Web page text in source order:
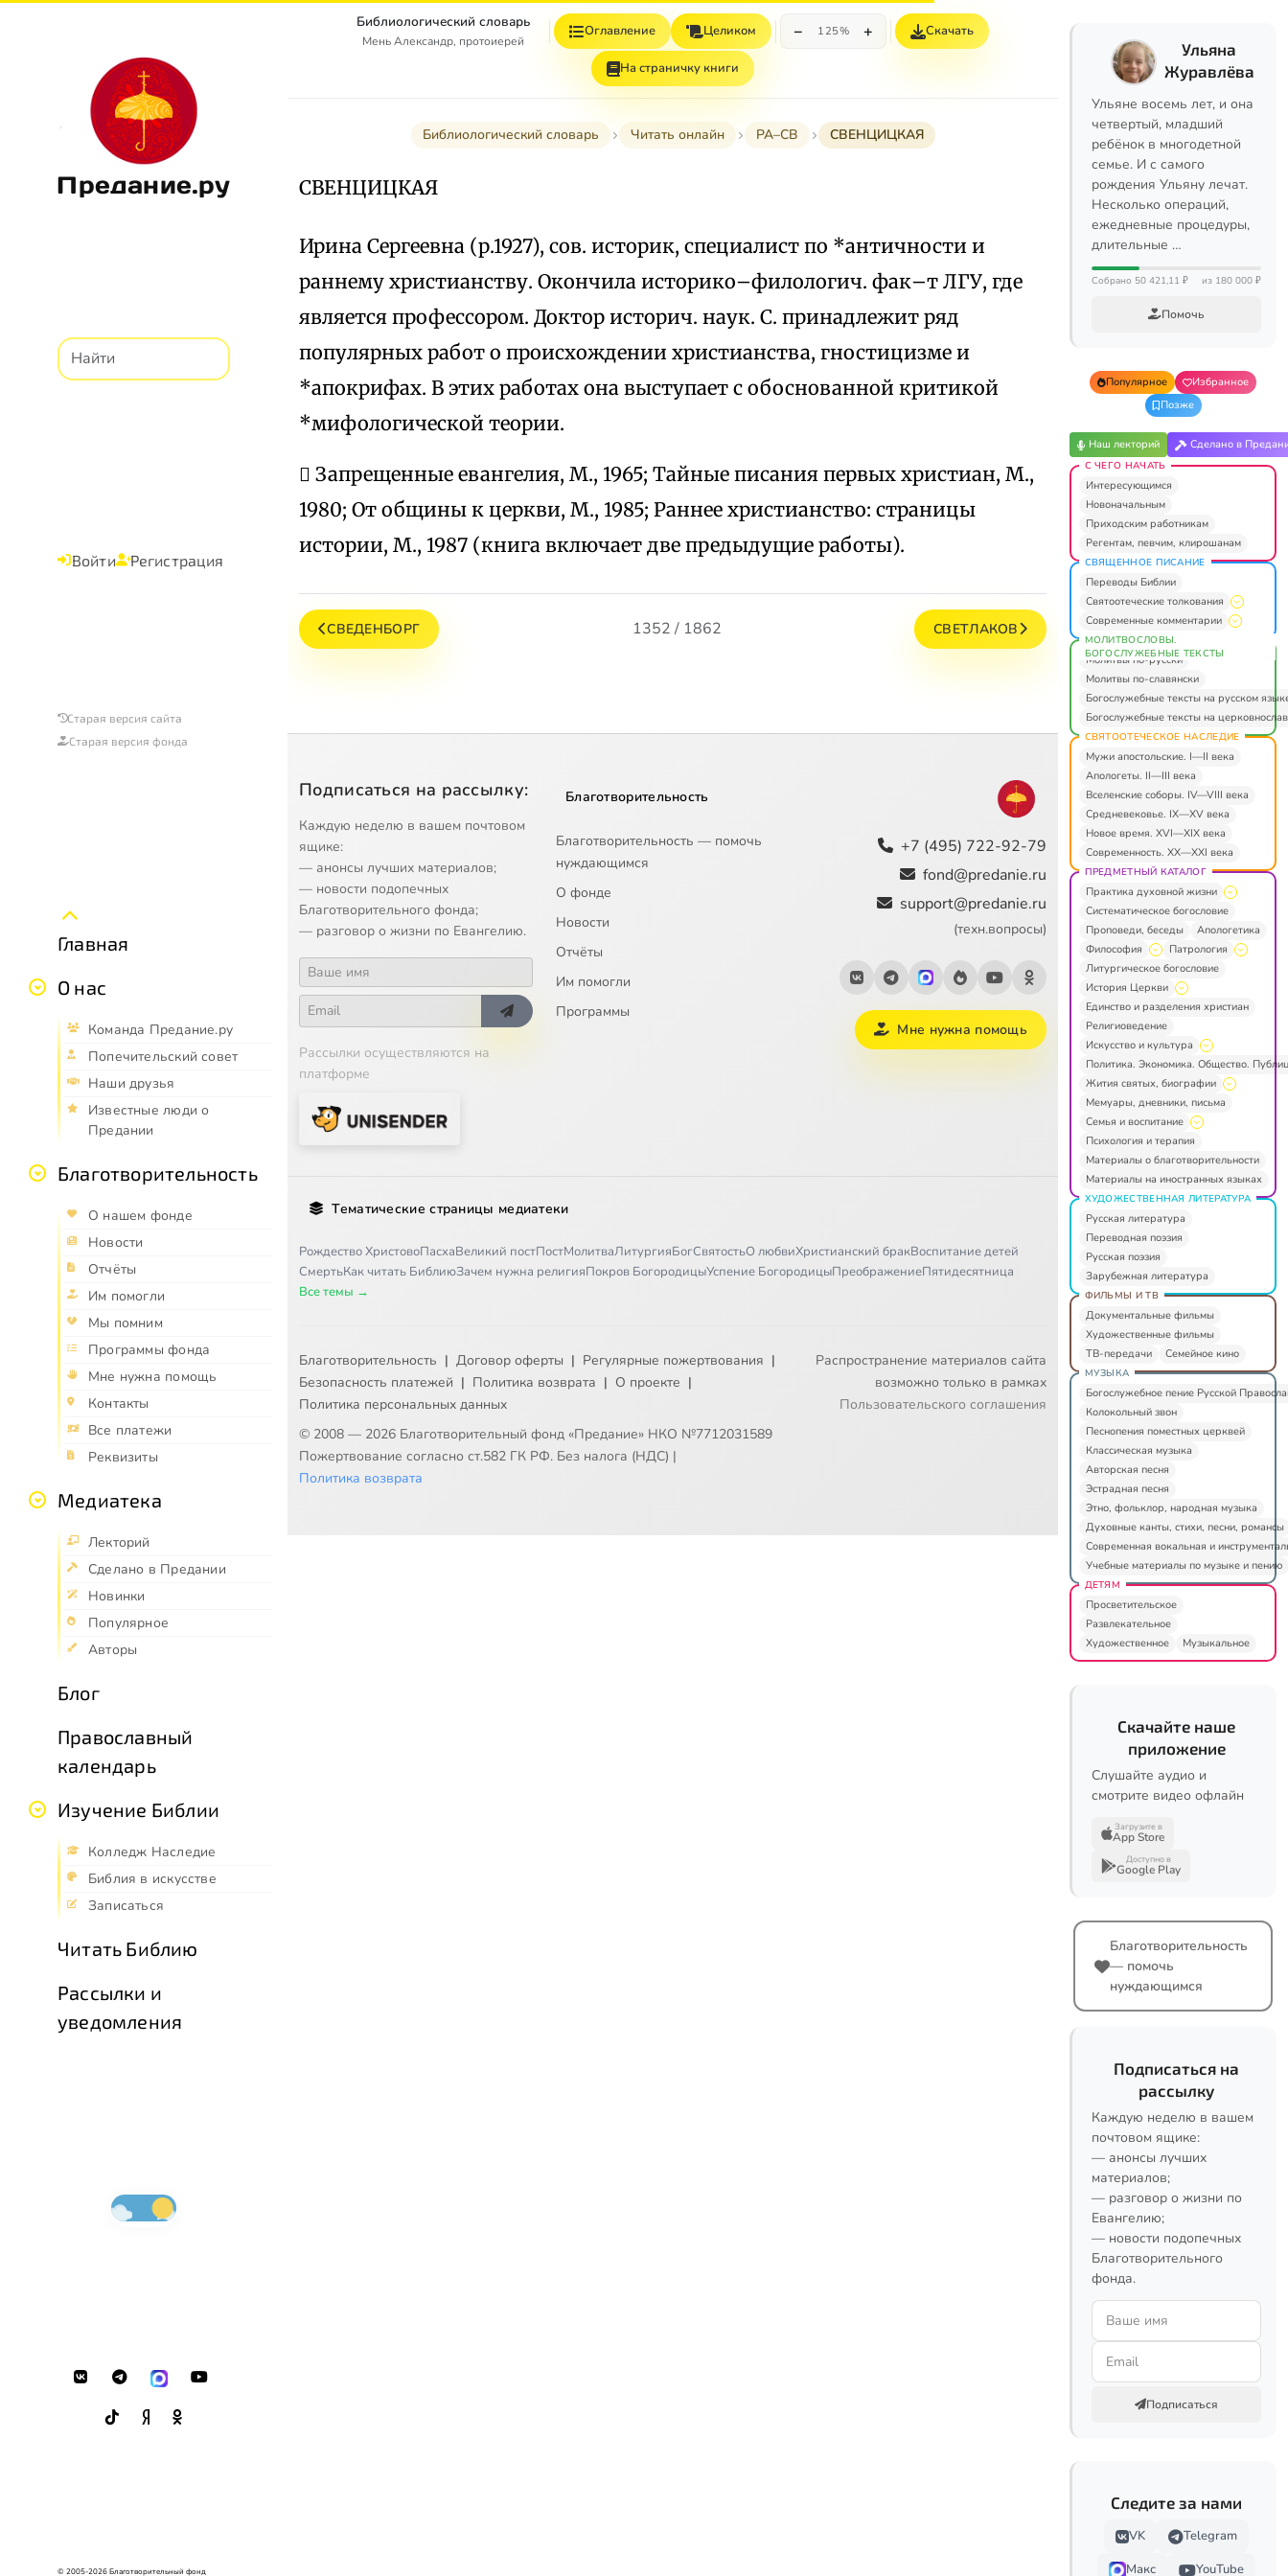
Предание.ру
Войти Регистрация
Старая версия сайта
Старая версия фонда
Главная
О нас
Команда Предание.ру
Попечительский совет
Наши друзья
Известные люди о
Предании
Благотворительность
О нашем фонде
Новости
Отчёты
Им помогли
Мы помним
Программы фонда
Мне нужна помощь
Контакты
Все платежи
Реквизиты
Медиатека
Лекторий
Сделано в Предании
Новинки
Популярное
Авторы
Блог
Православный
календарь
Изучение Библии
Колледж Наследие
Библия в искусстве
Записаться
Читать Библию
Рассылки и
уведомления
© 2005-2026 Благотворительный фонд
Библиологический словарь
Мень Александр, протоиерей
Оглавление Целиком − 125% + Скачать
На страничку книги
Библиологический словарь Читать онлайн РА–СВ СВЕНЦИЦКАЯ
СВЕНЦИЦКАЯ
Ирина Сергеевна (р.1927), сов. историк, специалист по *античности и
раннему христианству. Окончила историко–филологич. фак–т ЛГУ, где
является профессором. Доктор историч. наук. С. принадлежит ряд
популярных работ о происхождении христианства, гностицизме и
*апокрифах. В этих работах она выступает с обоснованной критикой
*мифологической теории.
 Запрещенные евангелия, М., 1965; Тайные писания первых христиан, М.,
1980; От общины к церкви, М., 1985; Раннее христианство: страницы
истории, М., 1987 (книга включает две предыдущие работы).
СВЕДЕНБОРГ 1352 / 1862 СВЕТЛАКОВ
Подписаться на рассылку:
Каждую неделю в вашем почтовом
ящике:
— анонсы лучших материалов;
— новости подопечных
Благотворительного фонда;
— разговор о жизни по Евангелию.
Рассылки осуществляются на
платформе
Благотворительность
Благотворительность — помочь
нуждающимся
О фонде
Новости
Отчёты
Им помогли
Программы
+7 (495) 722-92-79
fond@predanie.ru
support@predanie.ru
(техн.вопросы)
Мне нужна помощь
Тематические страницы медиатеки
Рождество ХристовоПасхаВеликий постПостМолитваЛитургияБогСвятостьО любвиХристианский бракВоспитание детей
СмертьКак читать БиблиюЗачем нужна религияПокров БогородицыУспение БогородицыПреображениеПятидесятница
Все темы →
Благотворительность | Договор оферты | Регулярные пожертвования |
Безопасность платежей | Политика возврата | О проекте |
Политика персональных данных
© 2008 — 2026 Благотворительный фонд «Предание» НКО №7712031589
Пожертвование согласно ст.582 ГК РФ. Без налога (НДС) |
Политика возврата
Распространение материалов сайта
возможно только в рамках
Пользовательского соглашения
Ульяна
Журавлёва
Ульяне восемь лет, и она
четвертый, младший
ребёнок в многодетной
семье. И с самого
рождения Ульяну лечат.
Несколько операций,
ежедневные процедуры,
длительные …
Собрано 50 421,11 ₽ из 180 000 ₽
Помочь
Популярное
Избранное
Позже
Наш лекторий Сделано в
С ЧЕГО НАЧАТЬ
Интересующимся
Новоначальным
Приходским работникам
Регентам, певчим, клирошанам
СВЯЩЕННОЕ ПИСАНИЕ
Переводы Библии
Святоотеческие толкования
Современные комментарии
МОЛИТВОСЛОВЫ.
БОГОСЛУЖЕБНЫЕ ТЕКСТЫ
Молитвы по-русски
Молитвы по-славянски
Богослужебные тексты на русском
Богослужебные тексты на
СВЯТООТЕЧЕСКОЕ НАСЛЕДИЕ
Мужи апостольские. I—II века
Апологеты. II—III века
Вселенские соборы. IV—VIII века
Средневековье. IX—XV века
Новое время. XVI—XIX века
Современность. XX—XXI века
ПРЕДМЕТНЫЙ КАТАЛОГ
Практика духовной жизни
Систематическое богословие
Проповеди, беседы
Апологетика
Философия
Патрология
Литургическое богословие
История Церкви
Единство и разделения христиан
Религиоведение
Искусство и культура
Политика. Экономика. Общество.
Жития святых, биографии
Мемуары, дневники, письма
Семья и воспитание
Психология и терапия
Материалы о благотворительности
Материалы на иностранных языках
ХУДОЖЕСТВЕННАЯ ЛИТЕРАТУРА
Русская литература
Переводная поэзия
Русская поэзия
Зарубежная литература
ФИЛЬМЫ И ТВ
Документальные фильмы
Художественные фильмы
ТВ-передачи
Семейное кино
МУЗЫКА
Богослужебное пение Русской
Колокольный звон
Песнопения поместных церквей
Классическая музыка
Авторская песня
Эстрадная песня
Этно, фольклор, народная музыка
Духовные канты, стихи, песни, романсы
Современная вокальная и
Учебные материалы по музыке и пению
ДЕТЯМ
Просветительское
Развлекательное
Художественное
Музыкальное
Скачайте наше
приложение
Слушайте аудио и
смотрите видео офлайн
Загрузите в
App Store
Доступно в
Google Play
Благотворительность
— помочь
нуждающимся
Подписаться на
рассылку
Каждую неделю в вашем
почтовом ящике:
— анонсы лучших
материалов;
— разговор о жизни по
Евангелию;
— новости подопечных
Благотворительного
фонда.
Подписаться
Следите за нами
VK
Telegram
Макс
YouTube